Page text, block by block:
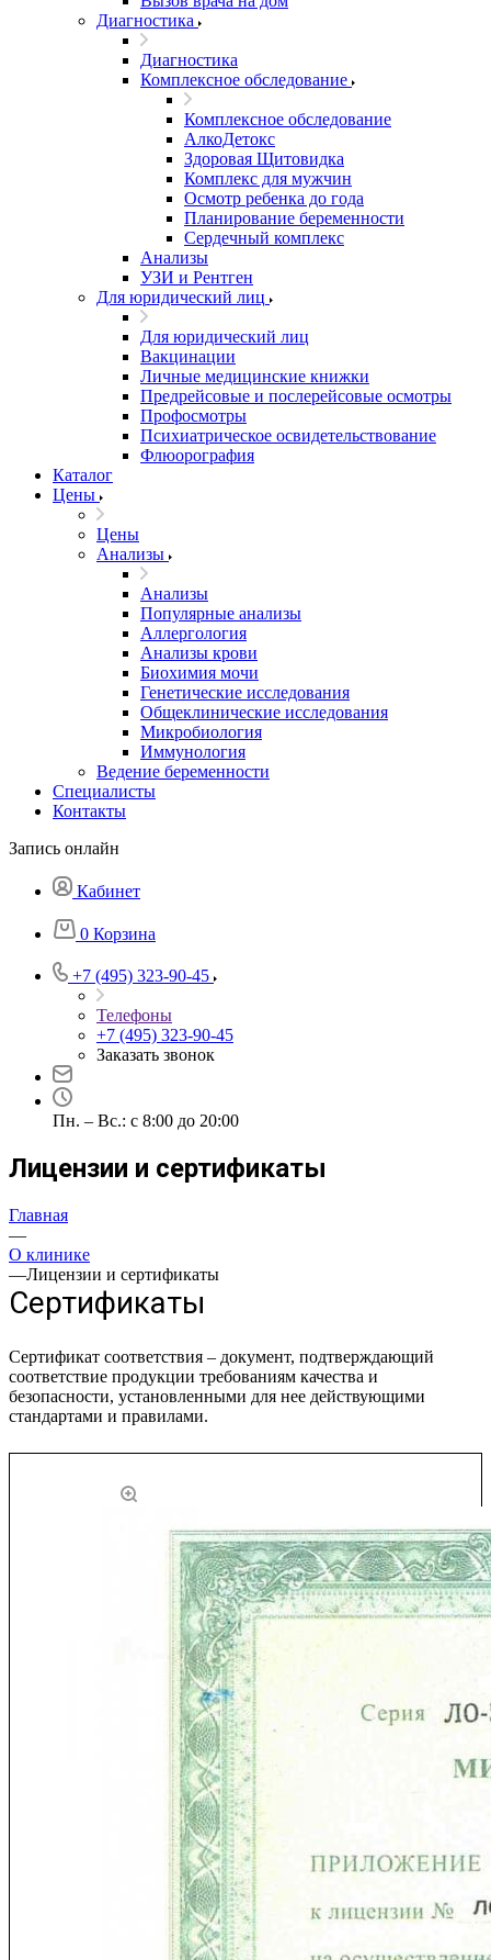
Диагностика
Диагностика
Комплексное обследование
Комплексное обследование
АлкоДетокс
Здоровая Щитовидка
Комплекс для мужчин
Осмотр ребенка до года
Планирование беременности
Сердечный комплекс
Анализы
УЗИ и Рентген
Для юридический лиц
Для юридический лиц
Вакцинации
Личные медицинские книжки
Предрейсовые и послерейсовые осмотры
Профосмотры
Психиатрическое освидетельствование
Флюорография
Каталог
Цены
Цены
Анализы
Анализы
Популярные анализы
Аллергология
Анализы крови
Биохимия мочи
Генетические исследования
Общеклинические исследования
Микробиология
Иммунология
Ведение беременности
Специалисты
Контакты
Запись онлайн
Кабинет
0 Корзина
+7 (495) 323-90-45
Телефоны
+7 (495) 323-90-45
Заказать звонок
Пн. – Вс.: с 8:00 до 20:00
Лицензии и сертификаты
Главная
—
О клинике
—Лицензии и сертификаты
Сертификаты
Сертификат соответствия – документ, подтверждающий
соответствие продукции требованиям качества и
безопасности, установленными для нее действующими
стандартами и правилами.